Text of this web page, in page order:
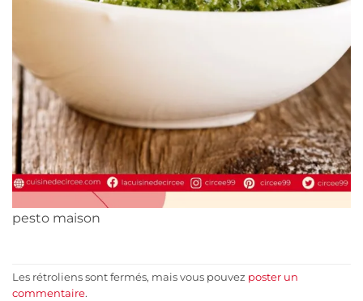
pesto maison
Les rétroliens sont fermés, mais vous pouvez poster un
commentaire.